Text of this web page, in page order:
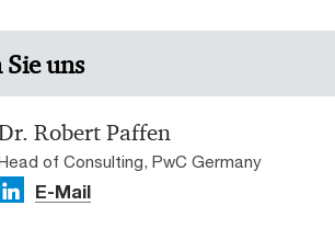
uns
Robert Paffen
of Consulting, PwC Germany
E-Mail